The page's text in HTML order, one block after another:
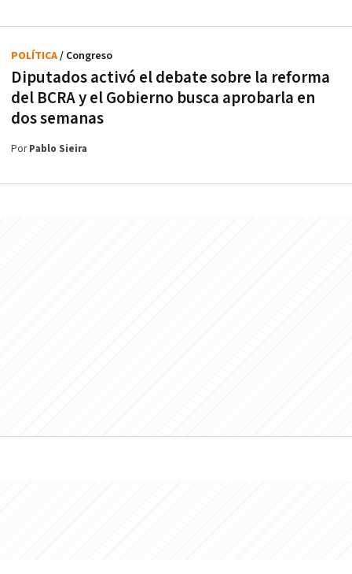
Diputados activó el debate sobre la reforma
del BCRA y el Gobierno busca aprobarla en
dos semanas
POLÍTICA/ Congreso
PorPablo Sieira